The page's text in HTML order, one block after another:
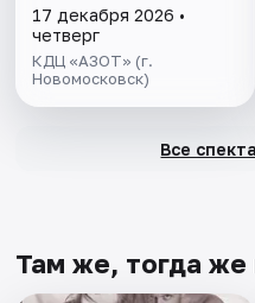
17 декабря 2026 •
четверг
КДЦ «АЗОТ» (г.
Новомосковск)
Все
Там же, тогда же